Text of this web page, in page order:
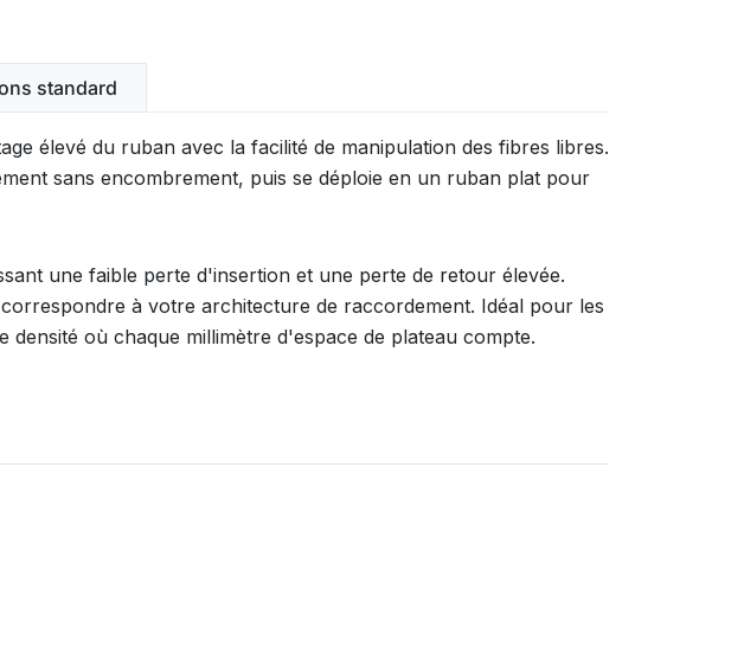
standard
élevé du ruban avec la facilité de manipulation des fibres libres.
sans encombrement, puis se déploie en un ruban plat pour
une faible perte d'insertion et une perte de retour élevée.
à votre architecture de raccordement. Idéal pour les
où chaque millimètre d'espace de plateau compte.